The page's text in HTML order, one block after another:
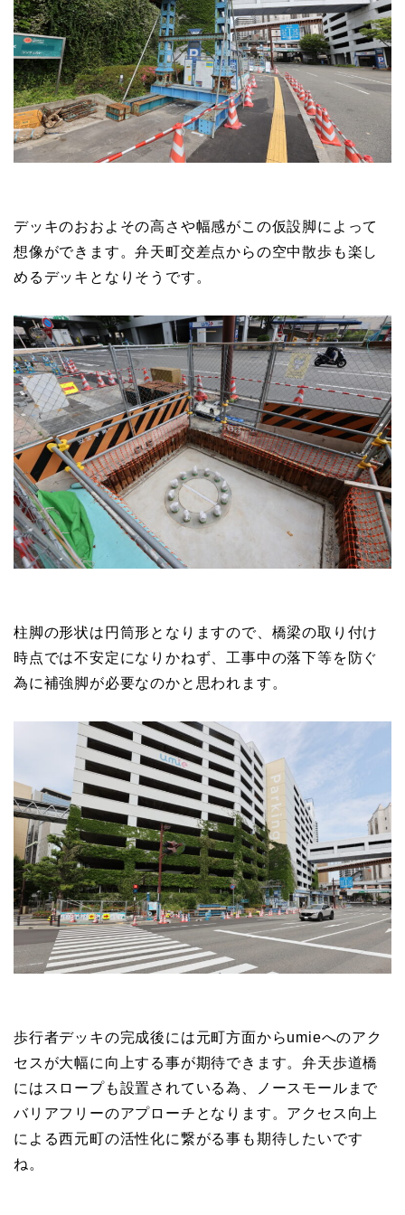
デッキのおおよその高さや幅感がこの仮設脚によって
想像ができます。弁天町交差点からの空中散歩も楽し
めるデッキとなりそうです。
柱脚の形状は円筒形となりますので、橋梁の取り付け
時点では不安定になりかねず、工事中の落下等を防ぐ
為に補強脚が必要なのかと思われます。
歩行者デッキの完成後には元町方面からumieへのアク
セスが大幅に向上する事が期待できます。弁天歩道橋
にはスロープも設置されている為、ノースモールまで
バリアフリーのアプローチとなります。アクセス向上
による西元町の活性化に繋がる事も期待したいです
ね。